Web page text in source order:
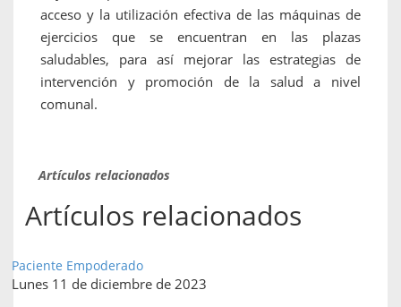
acceso y la utilización efectiva de las máquinas de
ejercicios que se encuentran en las plazas
saludables, para así mejorar las estrategias de
intervención y promoción de la salud a nivel
comunal.
Artículos relacionados
Artículos relacionados
Paciente Empoderado
Lunes 11 de diciembre de 2023